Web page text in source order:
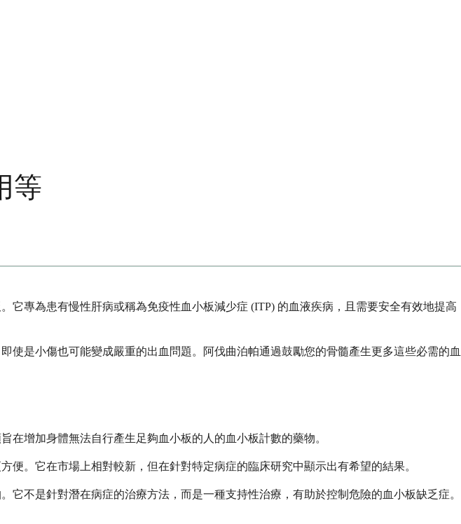
等
專為患有慢性肝病或稱為免疫性血小板減少症 (ITP) 的血液疾病，且需要安全有效地提高
是小傷也可能變成嚴重的出血問題。阿伐曲泊帕通過鼓勵您的骨髓產生更多這些必需的血
在增加身體無法自行產生足夠血小板的人的血小板計數的藥物。
。它在市場上相對較新，但在針對特定病症的臨床研究中顯示出有希望的結果。
不是針對潛在病症的治療方法，而是一種支持性治療，有助於控制危險的血小板缺乏症。